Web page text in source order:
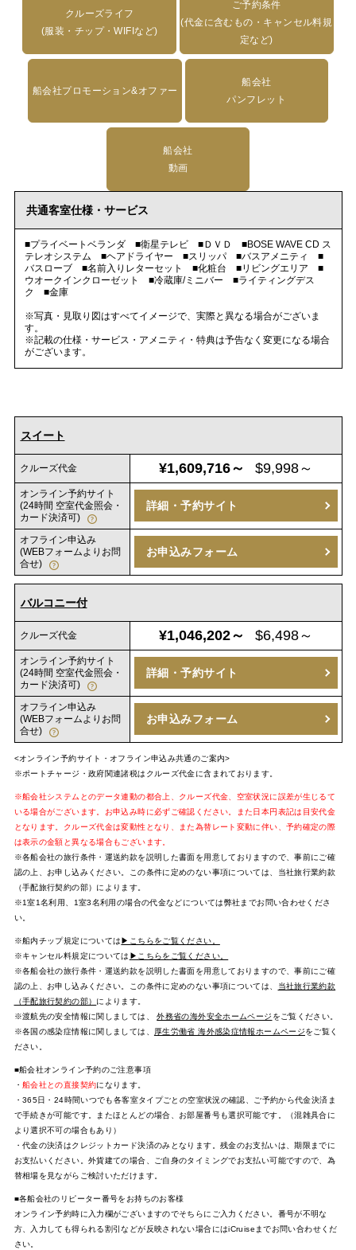
クルーズライフ
(服装・チップ・WIFIなど)
ご予約条件
(代金に含むもの・キャンセル料規
定など)
船会社プロモーション&オファー
船会社
パンフレット
船会社
動画
共通客室仕様・サービス
■プライベートベランダ ■衛星テレビ ■ＤＶＤ ■BOSE WAVE CD ス
テレオシステム ■ヘアドライヤー ■スリッパ ■バスアメニティ ■
バスローブ ■名前入りレターセット ■化粧台 ■リビングエリア ■
ウオークインクローゼット ■冷蔵庫/ミニバー ■ライティングデス
ク ■金庫
※写真・見取り図はすべてイメージで、実際と異なる場合がございま
す。
※記載の仕様・サービス・アメニティ・特典は予告なく変更になる場合
がございます。
スイート
クルーズ代金 ¥1,609,716～ $9,998～
オンライン予約サイト
(24時間 空室代金照会・
カード決済可)
詳細・予約サイト
オフライン申込み
(WEBフォームよりお問
合せ)
お申込みフォーム
バルコニー付
クルーズ代金 ¥1,046,202～ $6,498～
オンライン予約サイト
(24時間 空室代金照会・
カード決済可)
詳細・予約サイト
オフライン申込み
(WEBフォームよりお問
合せ)
お申込みフォーム
<オンライン予約サイト・オフライン申込み共通のご案内>
※ポートチャージ・政府関連諸税はクルーズ代金に含まれております。
※船会社システムとのデータ連動の都合上、クルーズ代金、空室状況に誤差が生じるて
いる場合がございます。お申込み時に必ずご確認ください。また日本円表記は目安代金
となります。クルーズ代金は変動性となり、また為替レート変動に伴い、予約確定の際
は表示の金額と異なる場合もございます。
※各船会社の旅行条件・運送約款を説明した書面を用意しておりますので、事前にご確
認の上、お申し込みください。この条件に定めのない事項については、当社旅行業約款
（手配旅行契約の部）によります。
※1室1名利用、1室3名利用の場合の代金などについては弊社までお問い合わせくださ
い。
※船内チップ規定については▶こちらをご覧ください。
※キャンセル料規定については ▶こちらをご覧ください。
※各船会社の旅行条件・運送約款を説明した書面を用意しておりますので、事前にご確
認の上、お申し込みください。この条件に定めのない事項については、
当社旅行業約款
（手配旅行契約の部） によります。
※渡航先の安全情報に関しましては、外務省の海外安全ホームページ をご覧ください。
※各国の感染症情報に関しましては、
厚生労働省 海外感染症情報ホームページをご覧く
ださい。
■船会社オンライン予約のご注意事項
・ 船会社との直接契約になります。
・365日・24時間いつでも各客室タイプごとの空室状況の確認、ご予約から代金決済ま
で手続きが可能です。またほとんどの場合、お部屋番号も選択可能です。（混雑具合に
より選択不可の場合もあり）
・代金の決済はクレジットカード決済のみとなります。残金のお支払いは、期限までに
お支払いください。外貨建ての場合、ご自身のタイミングでお支払い可能ですので、為
替相場を見ながらご検討いただけます。
■各船会社のリピーター番号をお持ちのお客様
オンライン予約時に入力欄がございますのでそちらにご入力ください。番号が不明な
方、入力しても得られる割引などが反映されない場合にはiCruiseまでお問い合わせくだ
さい。